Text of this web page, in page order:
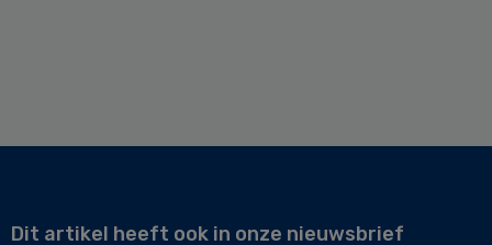
Dit artikel heeft ook in onze nieuwsbrief